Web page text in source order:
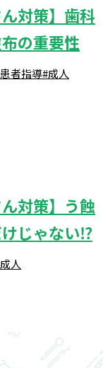
対策】歯科
の重要性
者指導#成人
対策】う蝕
じゃない⁉
人